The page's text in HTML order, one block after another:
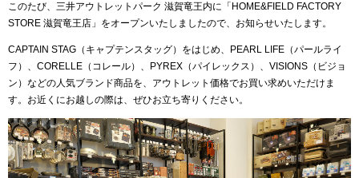
このたび、三井アウトレットパーク 滋賀竜王内に「HOME&FIELD FACTORY
STORE 滋賀竜王店」をオープンいたしましたので、お知らせいたします。
CAPTAIN STAG（キャプテンスタッグ）をはじめ、PEARL LIFE（パールライ
フ）、CORELLE（コレール）、PYREX（パイレックス）、VISIONS（ビジョ
ン）などの人気ブランド商品を、アウトレット価格でお買い求めいただけま
す。お近くにお越しの際は、ぜひお立ち寄りください。